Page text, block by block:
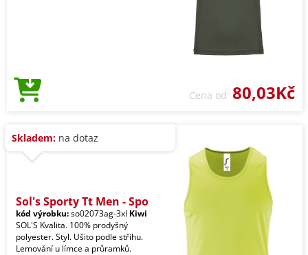
Cena od 80,03Kč
Skladem: na dotaz
Sol's Sporty Tt Men - Spo
kód výrobku:so02073ag-3xl Kiwi
SOL'S Kvalita. 100% prodyšný
polyester. Styl. Ušito podle střihu.
Lemování u límce a průramků.